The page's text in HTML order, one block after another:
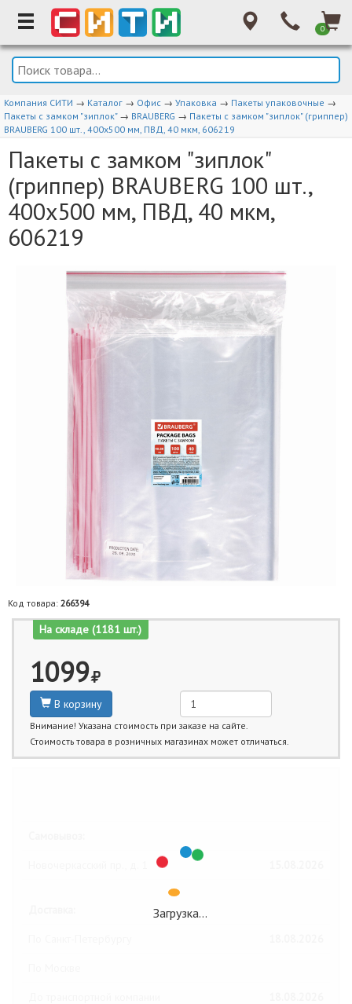
0
Компания СИТИ → Каталог → Офис → Упаковка → Пакеты упаковочные →
Пакеты с замком "зиплок" → BRAUBERG → Пакеты с замком "зиплок" (гриппер)
BRAUBERG 100 шт., 400х500 мм, ПВД, 40 мкм, 606219
Пакеты с замком "зиплок"
(гриппер) BRAUBERG 100 шт.,
400х500 мм, ПВД, 40 мкм,
606219
Код товара: 266394
На складе (1181 шт.)
1099
В корзину
Внимание! Указана стоимость при заказе на сайте.
Стоимость товара в розничных магазинах может отличаться.
Загрузка…